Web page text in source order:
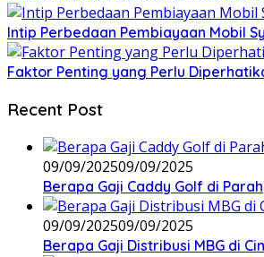
Intip Perbedaan Pembiayaan Mobil
Faktor Penting yang Perlu
Recent Post
09/09/202509/09/2025
Berapa Gaji Caddy Golf di
09/09/202509/09/2025
Berapa Gaji Distribusi MBG di